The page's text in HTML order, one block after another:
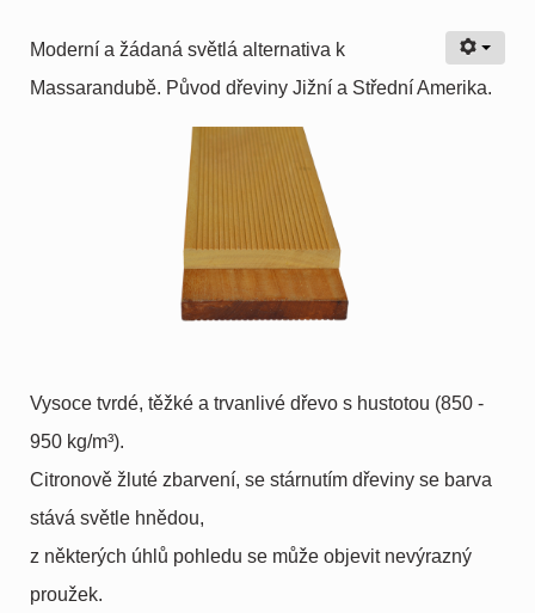
Moderní a žádaná světlá alternativa k
Massarandubě. Původ dřeviny Jižní a Střední Amerika.
Vysoce tvrdé, těžké a trvanlivé dřevo s hustotou (850 -
950 kg/m³).
Citronově žluté zbarvení, se stárnutím dřeviny se barva
stává světle hnědou,
z některých úhlů pohledu se může objevit nevýrazný
proužek.